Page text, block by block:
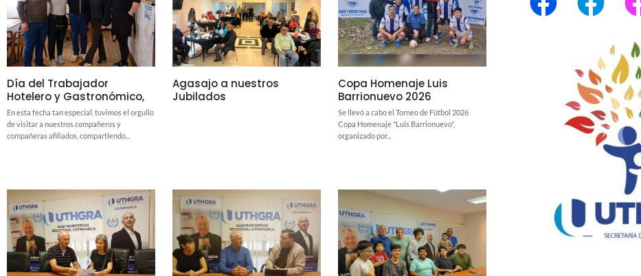
Día del Trabajador
Hotelero y Gastronómico,
En esta fecha tan especial, tuvimos el orgullo
de visitar a nuestros compañeros y
compañeras afiliados, compartiendo...
Agasajo a nuestros
Jubilados
Copa Homenaje Luis
Barrionuevo 2026
Se llevó a cabo el Torneo de Fútbol 2026
Copa Homenaje "Luis Barrionuevo",
organizado por...